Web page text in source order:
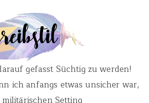
gefasst Süchtig zu werden!
ich anfangs etwas unsicher war,
Setting